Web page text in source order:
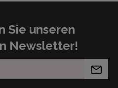
Sie unseren
Newsletter!